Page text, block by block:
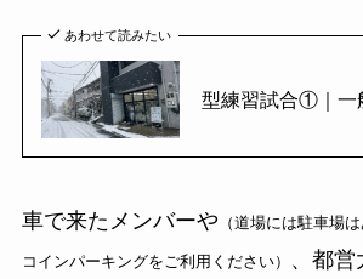
あわせて読みたい
型練習試合①｜一
車で来たメンバーや （道場には駐車場
コインパーキングをご利用ください）
、都営